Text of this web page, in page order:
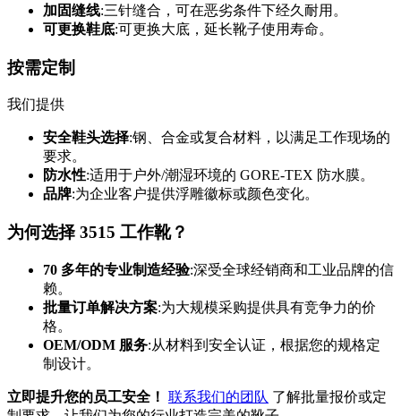
加固缝线:三针缝合，可在恶劣条件下经久耐用。
可更换鞋底:可更换大底，延长靴子使用寿命。
按需定制
我们提供
安全鞋头选择:钢、合金或复合材料，以满足工作现场的
要求。
防水性:适用于户外/潮湿环境的 GORE-TEX 防水膜。
品牌:为企业客户提供浮雕徽标或颜色变化。
为何选择 3515 工作靴？
70 多年的专业制造经验:深受全球经销商和工业品牌的信
赖。
批量订单解决方案:为大规模采购提供具有竞争力的价
格。
OEM/ODM 服务:从材料到安全认证，根据您的规格定
制设计。
立即提升您的员工安全！ 联系我们的团队 了解批量报价或定